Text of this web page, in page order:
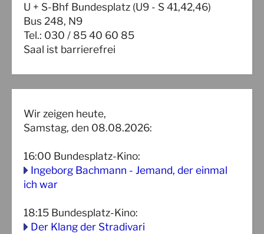
U + S-Bhf Bundesplatz (U9 - S 41,42,46)
Bus 248, N9
Tel.: 030 / 85 40 60 85
Saal ist barrierefrei
Wir zeigen heute,
Samstag, den 08.08.2026:
16:00 Bundesplatz-Kino:
Ingeborg Bachmann - Jemand, der einmal
ich war
18:15 Bundesplatz-Kino:
Der Klang der Stradivari